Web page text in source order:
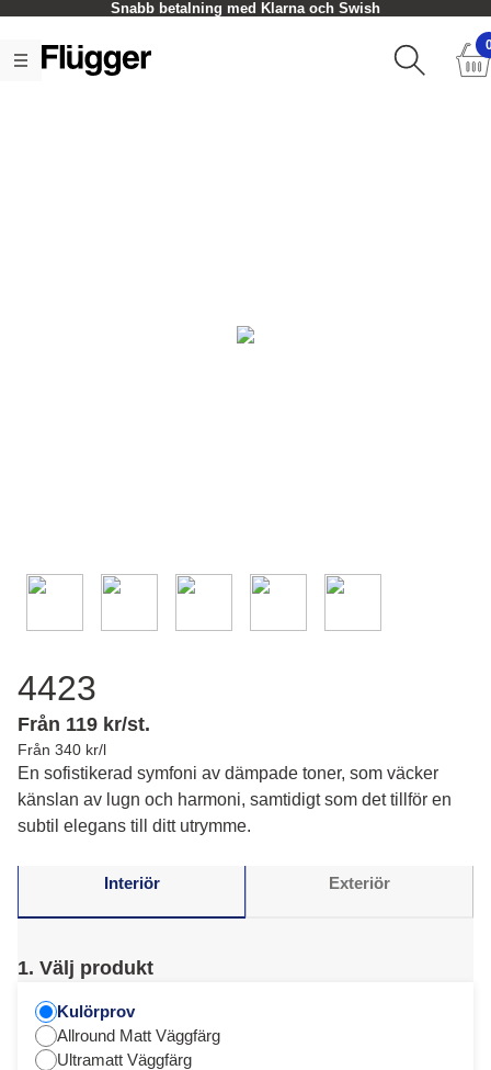
Snabb betalning med Klarna och Swish
4423
Från 119 kr/st.
Från 340 kr/l
En sofistikerad symfoni av dämpade toner, som väcker
känslan av lugn och harmoni, samtidigt som det tillför en
subtil elegans till ditt utrymme.
Interiör Exteriör
1. Välj produkt
Kulörprov
Allround Matt Väggfärg
Ultramatt Väggfärg